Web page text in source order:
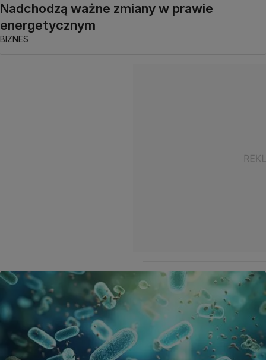
Nadchodzą ważne zmiany w prawie
energetycznym
BIZNES